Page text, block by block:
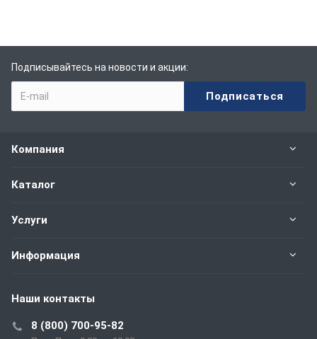
Подписывайтесь на новости и акции:
Компания
Каталог
Услуги
Информация
Наши контакты
8 (800) 700-95-82